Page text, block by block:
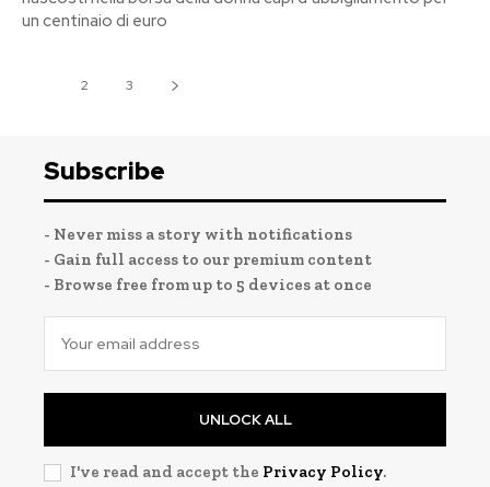
un centinaio di euro
2 3
Subscribe
- Never miss a story with notifications
- Gain full access to our premium content
- Browse free from up to 5 devices at once
UNLOCK ALL
I've read and accept the Privacy Policy.